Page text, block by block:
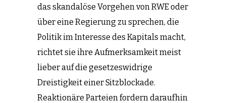
das skandalöse Vorgehen von RWE oder
über eine Regierung zu sprechen, die
Politik im Interesse des Kapitals macht,
richtet sie ihre Aufmerksamkeit meist
lieber auf die gesetzeswidrige
Dreistigkeit einer Sitzblockade.
Reaktionäre Parteien fordern daraufhin